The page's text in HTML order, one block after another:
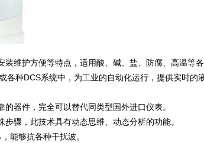
维护方便等特点，适用酸、碱、盐、防腐、高温等各
种DCS系统中，为工业的自动化运行，提供实时的液
器件，完全可以替代同类型国外进口仪表。
骤，此技术具有动态思维、动态分析的功能。
能够抗各种干扰波。